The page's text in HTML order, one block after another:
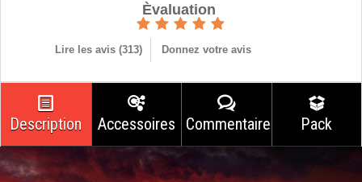
Èvaluation
Lire les avis (313) Donnez votre avis
Description Accessoires Commentaires Pack